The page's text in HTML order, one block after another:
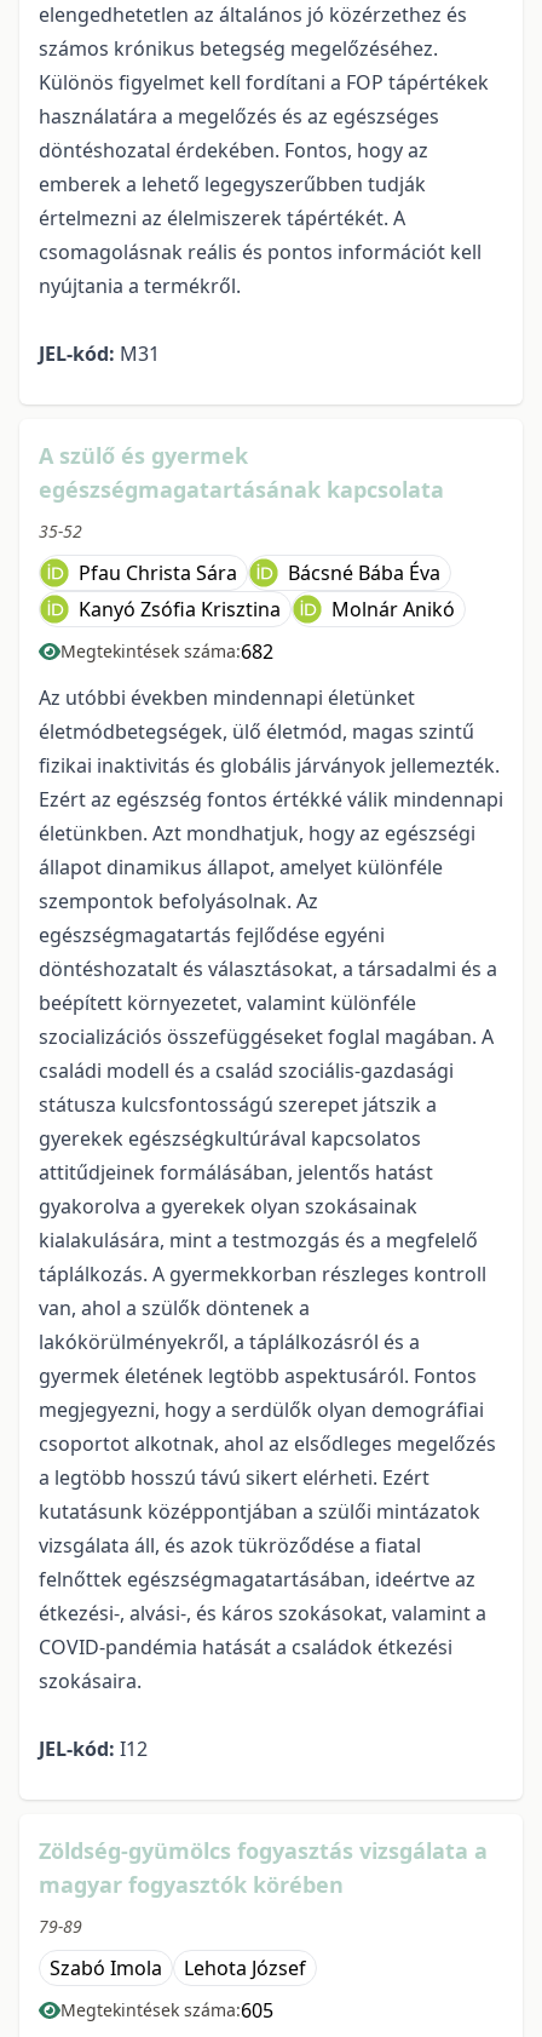
elengedhetetlen az általános jó közérzethez és
számos krónikus betegség megelőzéséhez.
Különös figyelmet kell fordítani a FOP tápértékek
használatára a megelőzés és az egészséges
döntéshozatal érdekében. Fontos, hogy az
emberek a lehető legegyszerűbben tudják
értelmezni az élelmiszerek tápértékét. A
csomagolásnak reális és pontos információt kell
nyújtania a termékről.
JEL-kód: M31
A szülő és gyermek
egészségmagatartásának kapcsolata
35-52
Pfau Christa Sára
Bácsné Bába Éva
Kanyó Zsófia Krisztina
Molnár Anikó
Megtekintések száma:682
Az utóbbi években mindennapi életünket
életmódbetegségek, ülő életmód, magas szintű
fizikai inaktivitás és globális járványok jellemezték.
Ezért az egészség fontos értékké válik mindennapi
életünkben. Azt mondhatjuk, hogy az egészségi
állapot dinamikus állapot, amelyet különféle
szempontok befolyásolnak. Az
egészségmagatartás fejlődése egyéni
döntéshozatalt és választásokat, a társadalmi és a
beépített környezetet, valamint különféle
szocializációs összefüggéseket foglal magában. A
családi modell és a család szociális-gazdasági
státusza kulcsfontosságú szerepet játszik a
gyerekek egészségkultúrával kapcsolatos
attitűdjeinek formálásában, jelentős hatást
gyakorolva a gyerekek olyan szokásainak
kialakulására, mint a testmozgás és a megfelelő
táplálkozás. A gyermekkorban részleges kontroll
van, ahol a szülők döntenek a
lakókörülményekről, a táplálkozásról és a
gyermek életének legtöbb aspektusáról. Fontos
megjegyezni, hogy a serdülők olyan demográfiai
csoportot alkotnak, ahol az elsődleges megelőzés
a legtöbb hosszú távú sikert elérheti. Ezért
kutatásunk középpontjában a szülői mintázatok
vizsgálata áll, és azok tükröződése a fiatal
felnőttek egészségmagatartásában, ideértve az
étkezési-, alvási-, és káros szokásokat, valamint a
COVID-pandémia hatását a családok étkezési
szokásaira.
JEL-kód: I12
Zöldség-gyümölcs fogyasztás vizsgálata a
magyar fogyasztók körében
79-89
Szabó Imola Lehota József
Megtekintések száma:605